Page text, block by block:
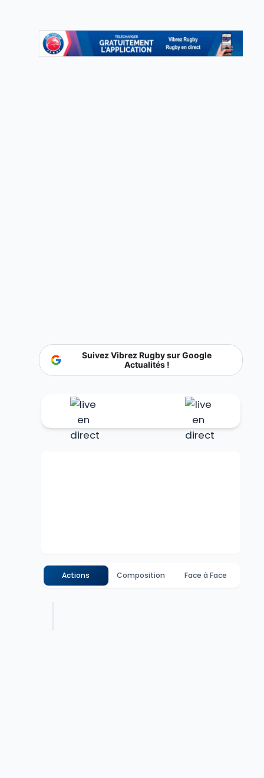
Suivez Vibrez Rugby sur Google
Actualités !
Actions Composition Face à Face